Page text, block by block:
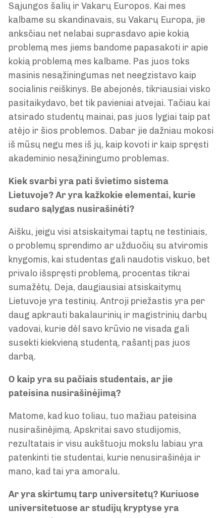
Sąjungos šalių ir Vakarų Europos. Kai mes
kalbame su skandinavais, su Vakarų Europa, jie
anksčiau net nelabai suprasdavo apie kokią
problemą mes jiems bandome papasakoti ir apie
kokią problemą mes kalbame. Pas juos toks
masinis nesąžiningumas net neegzistavo kaip
socialinis reiškinys. Be abejonės, tikriausiai visko
pasitaikydavo, bet tik pavieniai atvejai. Tačiau kai
atsirado studentų mainai, pas juos lygiai taip pat
atėjo ir šios problemos. Dabar jie dažniau mokosi
iš mūsų negu mes iš jų, kaip kovoti ir kaip spręsti
akademinio nesąžiningumo problemas.
Kiek svarbi yra pati švietimo sistema
Lietuvoje? Ar yra kažkokie elementai, kurie
sudaro sąlygas nusirašinėti?
Aišku, jeigu visi atsiskaitymai taptų ne testiniais,
o problemų sprendimo ar užduočių su atviromis
knygomis, kai studentas gali naudotis viskuo, bet
privalo išspręsti problemą, procentas tikrai
sumažėtų. Deja, daugiausiai atsiskaitymų
Lietuvoje yra testinių. Antroji priežastis yra per
daug apkrauti bakalaurinių ir magistrinių darbų
vadovai, kurie dėl savo krūvio ne visada gali
susekti kiekvieną studentą, rašantį pas juos
darbą.
O kaip yra su pačiais studentais, ar jie
pateisina nusirašinėjimą?
Matome, kad kuo toliau, tuo mažiau pateisina
nusirašinėjimą. Apskritai savo studijomis,
rezultatais ir visu aukštuoju mokslu labiau yra
patenkinti tie studentai, kurie nenusirašinėja ir
mano, kad tai yra amoralu.
Ar yra skirtumų tarp universitetų? Kuriuose
universitetuose ar studijų kryptyse yra